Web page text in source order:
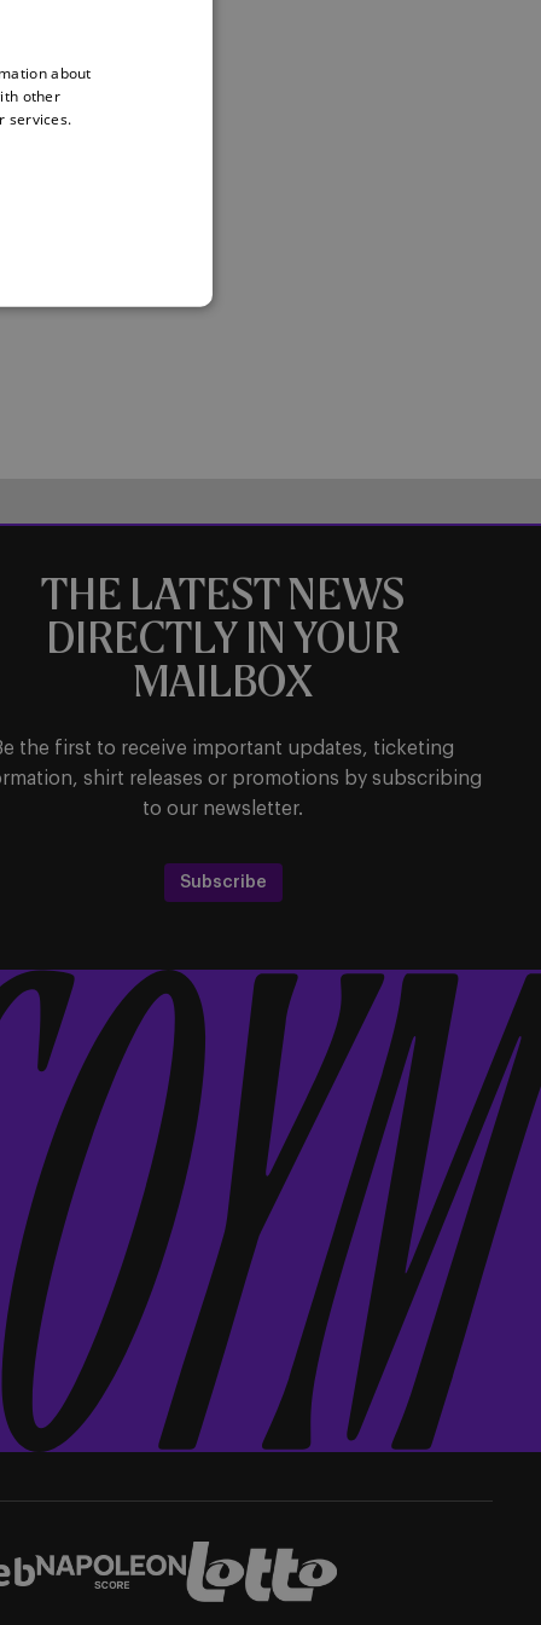
THE LATEST NEWS
DIRECTLY IN YOUR
MAILBOX
the first to receive important updates, ticketing
shirt releases or promotions by subscribing
to our newsletter.
Subscribe
about
other
services.